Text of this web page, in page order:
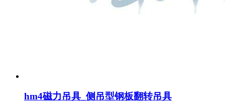
hm4磁力吊具_侧吊型钢板翻转吊具